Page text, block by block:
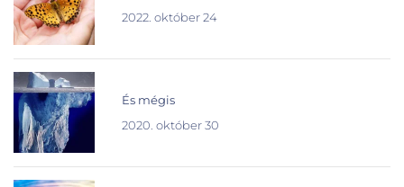
2022. október 24
És mégis
2020. október 30